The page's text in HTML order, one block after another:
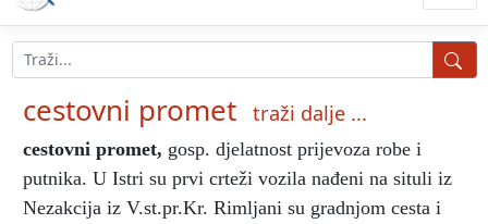
cestovni promet traži dalje ...
cestovni promet, gosp. djelatnost prijevoza robe i
putnika. U Istri su prvi crteži vozila nađeni na situli iz
Nezakcija iz V.st.pr.Kr. Rimljani su gradnjom cesta i